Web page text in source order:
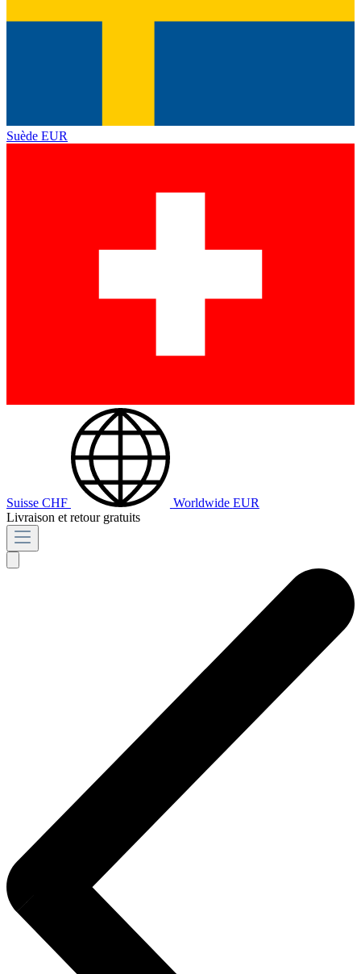
Suède EUR
Suisse CHF Worldwide EUR
Livraison et retour gratuits